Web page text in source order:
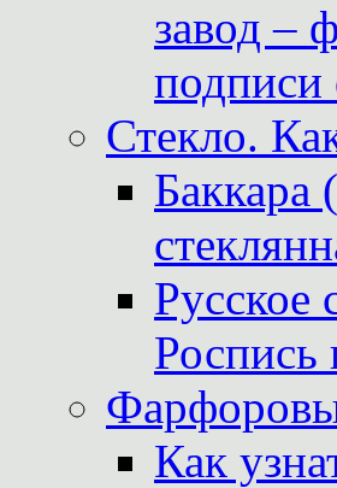
завод –
подписи
Стекло.
Баккара
Русское
Роспись
Как